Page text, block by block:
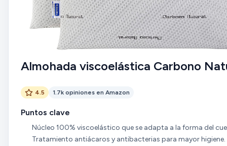
Almohada viscoelástica Carbono
4.5 1.7k opiniones en Amazon
Puntos clave
Núcleo 100% viscoelástico que se adapta a la forma del
Tratamiento antiácaros y antibacterias para mayor higiene.